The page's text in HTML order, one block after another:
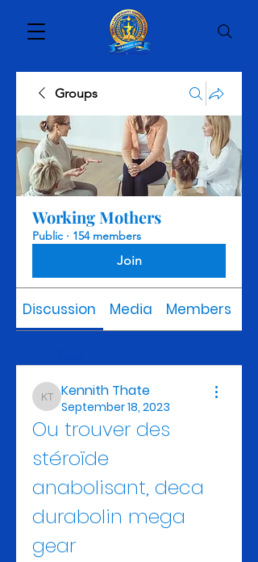
Groups
Working Mothers
Public · 154 members
Join
Discussion Media Members
Kennith Thate
Kennith Thate
September 18, 2023
Ou trouver des
stéroïde
anabolisant, deca
durabolin mega
gear